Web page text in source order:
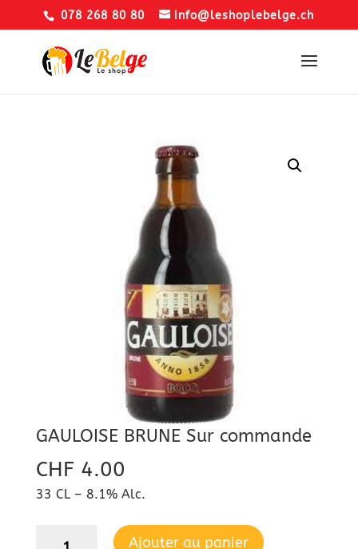
078 268 80 80 info@leshoplebelge.ch
GAULOISE BRUNE Sur commande
CHF4.00
33 CL – 8.1% Alc.
Ajouter au panier